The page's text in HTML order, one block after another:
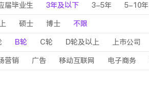
届毕业生 3年及以下 3-5年 5-10年
硕士 博士 不限
B轮 C轮 D轮及以上 上市公司
营销 广告 移动互联网 电子商务